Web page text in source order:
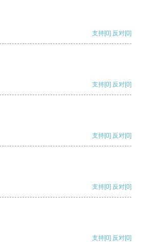
支持[0] 反对[0]
支持[0] 反对[0]
支持[0] 反对[0]
支持[0] 反对[0]
支持[0] 反对[0]